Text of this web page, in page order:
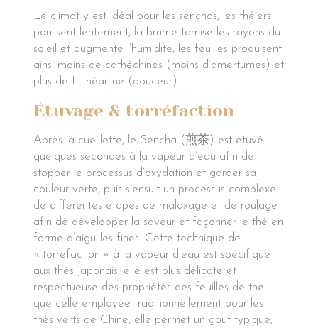
Le climat y est idéal pour les senchas, les théiers
poussent lentement, la brume tamise les rayons du
soleil et augmente l’humidité, les feuilles produisent
ainsi moins de cathéchines (moins d’amertumes) et
plus de L-théanine (douceur).
Étuvage & torréfaction
Après la cueillette, le Sencha (煎茶) est étuvé
quelques secondes à la vapeur d’eau afin de
stopper le processus d’oxydation et garder sa
couleur verte, puis s’ensuit un processus complexe
de différentes étapes de malaxage et de roulage
afin de développer la saveur et façonner le thé en
forme d’aiguilles fines. Cette technique de
« torrefaction » à la vapeur d’eau est spécifique
aux thés japonais, elle est plus délicate et
respectueuse des propriétés des feuilles de thé
que celle employée traditionnellement pour les
thés verts de Chine, elle permet un gout typique,